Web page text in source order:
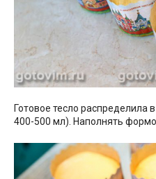
Готовое тесло
400-500 мл). Наполнять